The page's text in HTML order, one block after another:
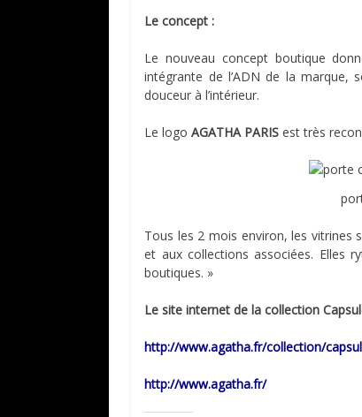
Le concept :
Le nouveau concept boutique
intégrante de l’ADN de la marque,
douceur à l’intérieur.
Le logoAGATHA PARIS est très
Tous les 2 mois environ, les vitrines
et aux collections associées. Elles
boutiques. »
Le site internet de la collection
http://www.agatha.fr/collection/
http://www.agatha.fr/